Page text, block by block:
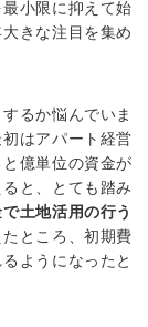
小限に抑えて始
きな注目を集め
るか悩んでいま
はアパート経営
億単位の資金が
と、とても踏み
土地活用の行う
ところ、初期費
ようになったと